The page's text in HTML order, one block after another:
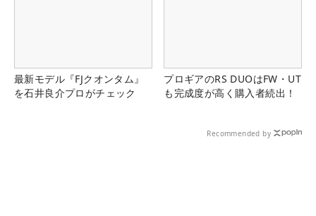
最新モデル『FJクオンタム』
を石井良介プロがチェック
プロギアのRS DUOはFW・UT
も完成度が高く購入者続出！
Recommended by